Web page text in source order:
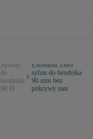
Syfony
do
brodzika
90 Ø
Excellent Zero
syfon do brodzika
90 mm bez
pokrywy nan